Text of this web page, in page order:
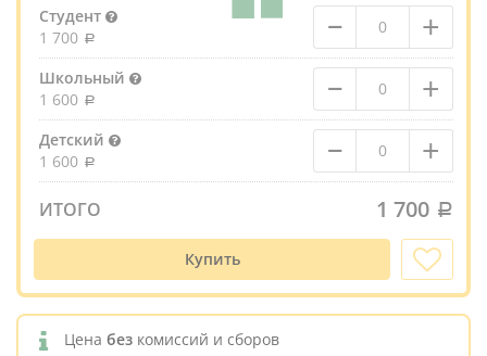
Студент
1 700
– +
Школьный
1 600
– +
Детский
1 600
– +
ИТОГО 1 700
Купить
Цена без комиссий и сборов